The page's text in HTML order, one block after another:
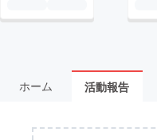
ホーム 活動報告